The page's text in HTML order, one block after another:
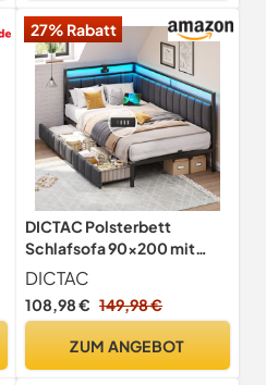
27% Rabatt
DICTAC Polsterbett
Schlafsofa 90x200 mit
LED-Beleuchtung und USB-
Ladestation, Jugendbett
Tagesbett 90x200 mit
Schubladen,
DICTAC
108,98 € 149,98 €
ZUM ANGEBOT